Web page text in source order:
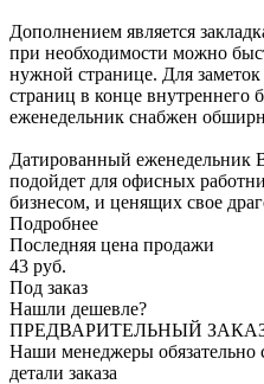
Дополнением является
при необходимости можно
нужной странице. Для заметок
страниц в конце внутреннего
еженедельник снабжен
Датированный еженедельник
подойдет для офисных
бизнесом, и ценящих свое
Подробнее
Последняя цена продажи
43 руб.
Под заказ
Нашли дешевле?
ПРЕДВАРИТЕЛЬНЫЙ
Наши менеджеры обязательно
детали заказа